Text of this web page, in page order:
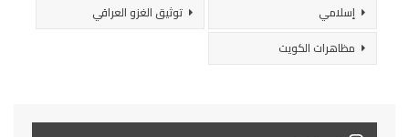
إسلامي
توثيق الغزو العراقي
مظاهرات الكويت